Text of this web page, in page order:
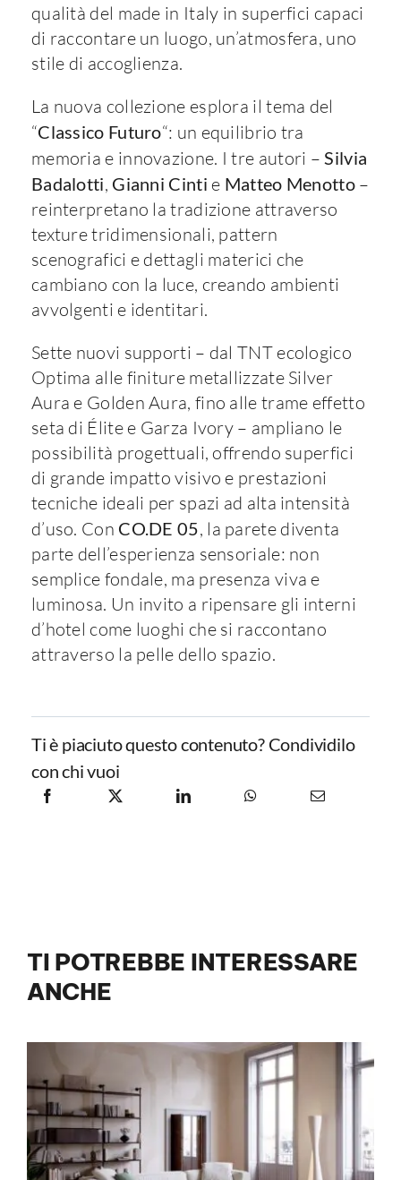
qualità del made in Italy in superfici capaci
di raccontare un luogo, un’atmosfera, uno
stile di accoglienza.
La nuova collezione esplora il tema del
“Classico Futuro“: un equilibrio tra
memoria e innovazione. I tre autori –Silvia
Badalotti, Gianni Cinti e Matteo Menotto –
reinterpretano la tradizione attraverso
texture tridimensionali, pattern
scenografici e dettagli materici che
cambiano con la luce, creando ambienti
avvolgenti e identitari.
Sette nuovi supporti – dal TNT ecologico
Optima alle finiture metallizzate Silver
Aura e Golden Aura, fino alle trame effetto
seta di Élite e Garza Ivory – ampliano le
possibilità progettuali, offrendo superfici
di grande impatto visivo e prestazioni
tecniche ideali per spazi ad alta intensità
d’uso. Con CO.DE 05, la parete diventa
parte dell’esperienza sensoriale: non
semplice fondale, ma presenza viva e
luminosa. Un invito a ripensare gli interni
d’hotel come luoghi che si raccontano
attraverso la pelle dello spazio.
Ti è piaciuto questo contenuto? Condividilo
con chi vuoi
TI POTREBBE INTERESSARE
ANCHE